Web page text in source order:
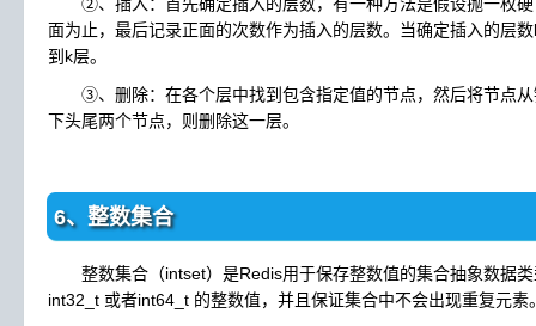
面为止，最后记录正面的次数作为插入的层数。当确定插入的层
到k层。
③、删除：在各个层中找到包含指定值的节点，然后将节点从
下头尾两个节点，则删除这一层。
6、整数集合
整数集合（intset）是Redis用于保存整数值的集合抽象数据类
int32_t 或者int64_t 的整数值，并且保证集合中不会出现重复元素